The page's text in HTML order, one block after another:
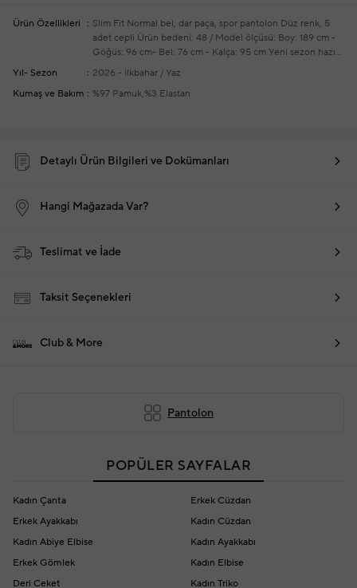
Ürün Özellikleri Slim Fit Normal bel, dar paça, spor pantolon Düz renk, 5
adet cepli Ürün bedeni: 48 / Model ölçüsü: Boy: 189 cm -
Göğüs: 96 cm- Bel: 76 cm - Kalça: 95 cm Yeni sezon hazır
Yıl- Sezon
2026 - İlkbahar / Yaz
Kumaş ve Bakım
%97 Pamuk,%3 Elastan
Detaylı Ürün Bilgileri ve Dokümanları
Hangi Mağazada Var?
Teslimat ve İade
Taksit Seçenekleri
Club & More
Pantolon
POPÜLER SAYFALAR
Kadın Çanta
Erkek Cüzdan
Erkek Ayakkabı
Kadın Cüzdan
Kadın Abiye Elbise
Kadın Ayakkabı
Erkek Gömlek
Kadın Elbise
Deri Ceket
Kadın Triko